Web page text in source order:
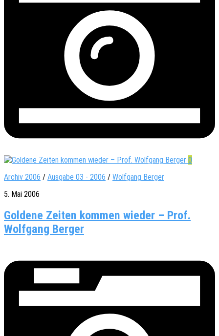
0
Archiv 2006 / Ausgabe 03 - 2006 / Wolfgang Berger
5. Mai 2006
Goldene Zeiten kommen wieder – Prof.
Wolfgang Berger